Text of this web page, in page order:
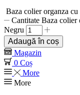
Baza colier organza cu
Cantitate Baza colier
Negru
Adaugă în coș
Magazin
0 Coș
More
More